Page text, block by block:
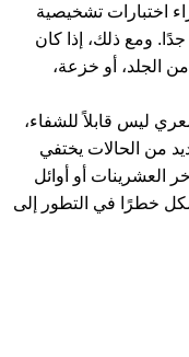
اختبارات تشخيصية
ومع ذلك، إذا كان
الجلد، أو خزعة،
ليس قابلاً للشفاء،
من الحالات يختفي
العشرينات أو أوائل
خطرًا في التطور إلى